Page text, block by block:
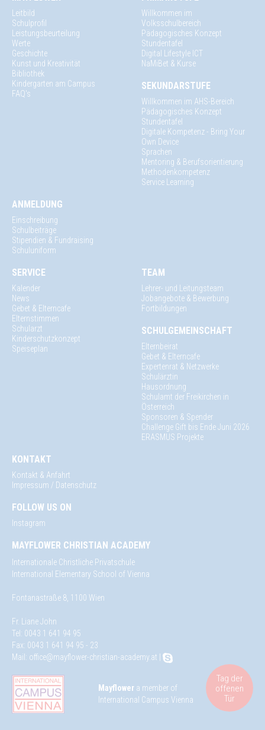
Leitbild
Schulprofil
Leistungsbeurteilung
Werte
Geschichte
Kunst und Kreativität
Bibliothek
Kindergarten am Campus
FAQ's
Willkommen im
Volksschulbereich
Pädagogisches Konzept
Stundentafel
Digital Lifestyle ICT
NaMiBet & Kurse
SEKUNDARSTUFE
Willkommen im AHS-Bereich
Pädagogisches Konzept
Stundentafel
Digitale Kompetenz - Bring Your
Own Device
Sprachen
Mentoring & Berufsorientierung
Methodenkompetenz
Service Learning
ANMELDUNG
Einschreibung
Schulbeiträge
Stipendien & Fundraising
Schuluniform
SERVICE
Kalender
News
Gebet & Elterncafe
Elternstimmen
Schularzt
Kinderschutzkonzept
Speiseplan
TEAM
Lehrer- und Leitungsteam
Jobangebote & Bewerbung
Fortbildungen
SCHULGEMEINSCHAFT
Elternbeirat
Gebet & Elterncafe
Expertenrat & Netzwerke
Schulärztin
Hausordnung
Schulamt der Freikirchen in
Österreich
Sponsoren & Spender
Challenge Gift bis Ende Juni 2026
ERASMUS Projekte
KONTAKT
Kontakt & Anfahrt
Impressum / Datenschutz
FOLLOW US ON
Instagram
MAYFLOWER CHRISTIAN ACADEMY
Internationale Christliche Privatschule
International Elementary School of Vienna
Fontanastraße 8, 1100 Wien
Fr. Liane John
Tel: 0043 1 641 94 95
Fax: 0043 1 641 94 95 - 23
Mail: office@mayflower-christian-academy.at
Mayflowera member of
International Campus Vienna
Tag der
offenen
Tür